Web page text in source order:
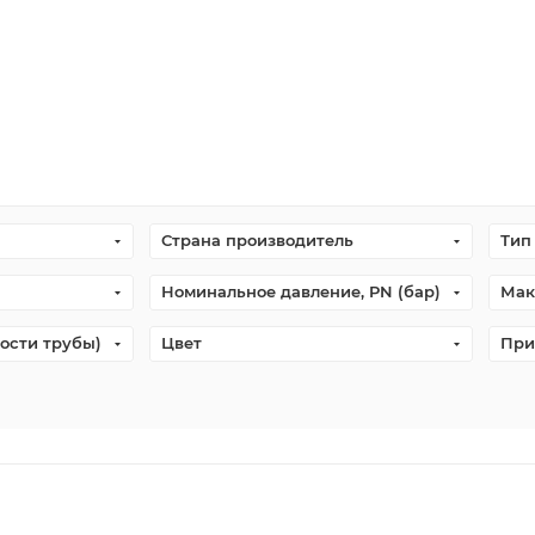
Страна производитель Тип
Номинальное давление, PN (бар)
трубы) Цвет